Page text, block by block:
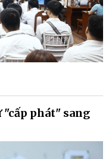
"cấp phát" sang